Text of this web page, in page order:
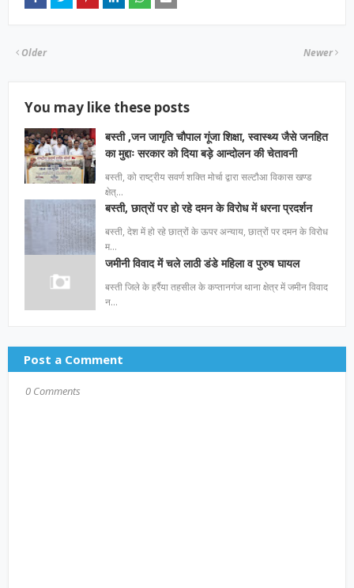
Newer
Older
You may like these posts
बस्ती ,जन जागृति चौपाल गूंजा शिक्षा, स्वास्थ्य जैसे जनहित
का मुद्दाः सरकार को दिया बड़े आन्दोलन की चेतावनी
बस्ती, को राष्ट्रीय सवर्ण शक्ति मोर्चा द्वारा सल्टौआ विकास खण्ड
क्षेत्…
बस्ती, छात्रों पर हो रहे दमन के विरोध में धरना प्रदर्शन
बस्ती, देश में हो रहे छात्रों के ऊपर अन्याय, छात्रों पर दमन के विरोध
म…
जमीनी विवाद में चले लाठी डंडे महिला व पुरुष घायल
बस्ती जिले के हर्रैया तहसील के कप्तानगंज थाना क्षेत्र में जमीन विवाद
न…
Post a Comment
0 Comments